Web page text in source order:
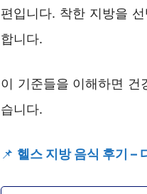
편입니다. 착한 지방을
합니다.
이 기준들을 이해하면 건
습니다.
📌 헬스 지방 음식 후기 –